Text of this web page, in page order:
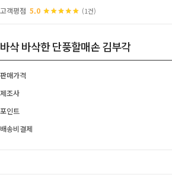
고객평점 5.0 (1건)
바삭 바삭한 단풍할매손 김부각
판매가격
제조사
포인트
배송비결제